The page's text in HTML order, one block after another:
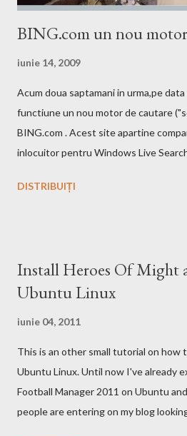
BING.com un nou
iunie 14, 2009
Acum doua saptamani in urma,pe
functiune un nou motor de cautare
BING.com . Acest site apartine
inlocuitor pentru Windows Live
Bing da si un mic exemplu cum poti sa
care face acest lucru. Ramane la
cautare sa folositi!
DISTRIBUIȚI
Install Heroes Of Might
Ubuntu Linux
iunie 04, 2011
This is an other small tutorial on how
Ubuntu Linux. Until now I've already
Football Manager 2011 on Ubuntu
people are entering on my blog